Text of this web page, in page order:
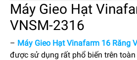
Máy Gieo Hạt
VNSM-2316
– Máy Gieo Hạt Vinafarm 16 Răng
được sử dụng rất phổ biến trên